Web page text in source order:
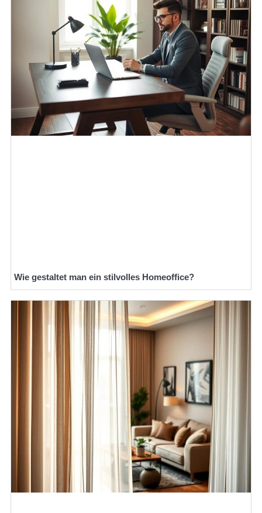
Wie gestaltet man ein stilvolles Homeoffice?